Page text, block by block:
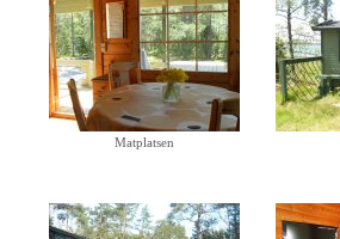
Matplatsen